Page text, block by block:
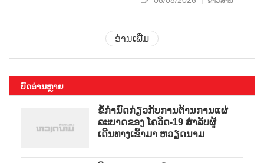
ອ່ານເພີ່ມ
ບົດອ່ານຫຼາຍ
ຂໍ້ກຳນົດກ່ຽວກັບການຕ້ານການແຜ່
ລະບາດຂອງ ໂຄວິດ-19 ສຳລັບຜູ້
ເດີນທາງເຂົ້າມາ ຫວຽດນາມ